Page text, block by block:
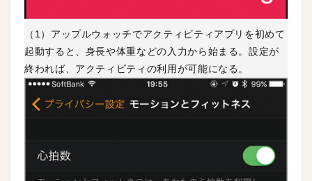
（1）アップルウォッチでアクティビティアプリを初めて
起動すると、身長や体重などの入力から始まる。設定が
終われば、アクティビティの利用が可能になる。